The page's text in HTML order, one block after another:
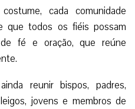
cada comunidade
que todos os fiéis possam
fé e oração, que reúne
reunir bispos, padres,
jovens e membros de